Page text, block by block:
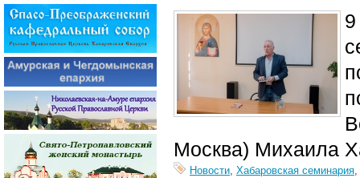
Москва) Михаила
Новости, Хабаровская семинария,